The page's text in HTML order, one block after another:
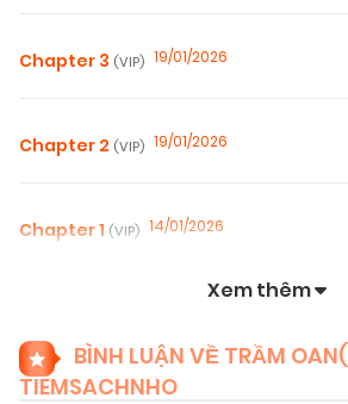
Chapter 3 (VIP) 19/01/2026
Chapter 2 (VIP) 19/01/2026
Chapter 1 (VIP) 14/01/2026
Xem thêm
BÌNH LUẬN VỀ TRẦM OAN(
TIEMSACHNHO